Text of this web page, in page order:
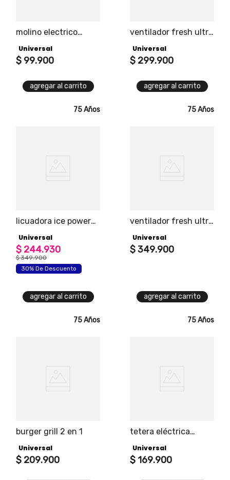
molino electrico
universal capacidad
50 gramos, rinde
diferentes tipos de
Universal
$ 99.900
agregar al carrito
ventilador fresh ultra
pared 18"
Universal
$ 299.900
agregar al carrito
75 Años
licuadora ice power
de potencia, 5
velocidades, función
pica hielo, smoothie y
pulso, vaso de vidrio
capacidad de 1.8l
Universal
$ 244.930
$ 349.900
30% De Descuento
agregar al carrito
75 Años
ventilador fresh ultra
pared 18" + control
remoto
Universal
$349.900
agregar al carrito
75 Años
burger grill 2 en 1
Universal
$ 209.900
75 Años
tetera eléctrica
capacidad 1.7l.
sistema de apagado
Universal
$ 169.900